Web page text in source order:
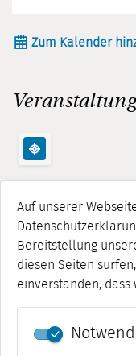
Auf unserer
Bereitstellung
diesen Seiten
einverstanden, dass
Zum Kalender